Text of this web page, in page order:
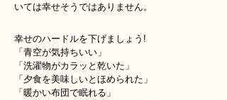
いては幸せそうではありません。
幸せのハードルを下げましょう!
「青空が気持ちいい」
「洗濯物がカラッと乾いた」
「夕食を美味しいとほめられた」
「暖かい布団で眠れる」